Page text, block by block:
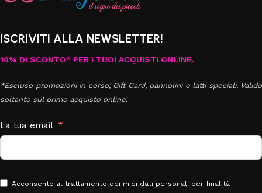
ISCRIVITI ALLA NEWSLETTER!
10% DI SCONTO* PER I TUOI ACQUISTI ONLINE.
*Escluso promozioni in corso, Gift Card, pannolini e latti speciali. Valido
soltanto sul primo acquisto online.
La tua email
Acconsento al trattamento dei miei dati personali per finalità